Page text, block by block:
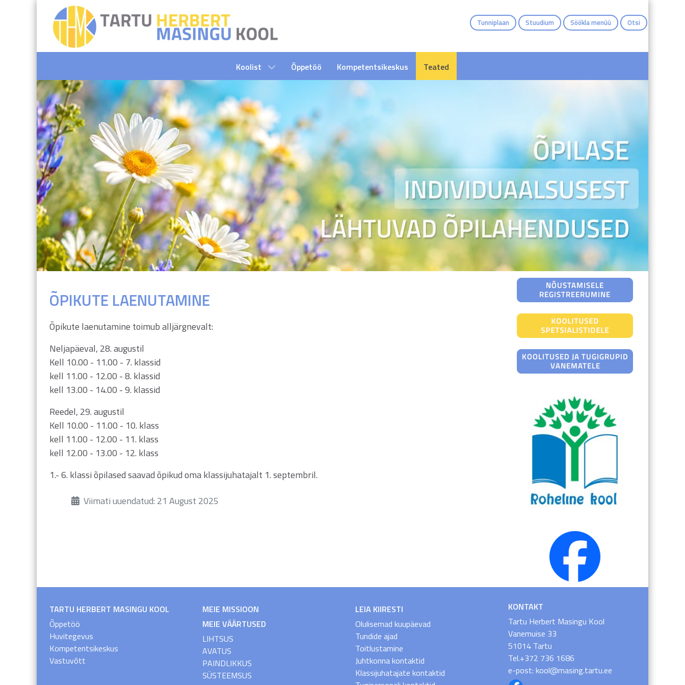
Otsi
Söökla menüü
Stuudium
Tunniplaan
Koolist Õppetöö Kompetentsikeskus Teated
ÕPIKUTE LAENUTAMINE
Õpikute laenutamine toimub alljärgnevalt:
Neljapäeval, 28. augustil
Kell 10.00 - 11.00 - 7. klassid
kell 11.00 - 12.00 - 8. klassid
kell 13.00 - 14.00 - 9. klassid
Reedel, 29. augustil
Kell 10.00 - 11.00 - 10. klass
kell 11.00 - 12.00 - 11. klass
kell 12.00 - 13.00 - 12. klass
1.- 6. klassi õpilased saavad õpikud oma klassijuhatajalt 1. septembril.
ÜksikasjadViimati uuendatud: 21 August 2025
TARTU HERBERT MASINGU KOOL
Õppetöö
Huvitegevus
Kompetentsikeskus
Vastuvõtt
MEIE MISSIOON
MEIE VÄÄRTUSED
LIHTSUS
AVATUS
PAINDLIKKUS
SÜSTEEMSUS
LEIA KIIRESTI
Olulisemad kuupäevad
Tundide ajad
Toitlustamine
Juhtkonna kontaktid
Klassijuhatajate kontaktid
KONTAKT
Tartu Herbert Masingu Kool
Vanemuise 33
51014 Tartu
Tel.+372 736 1686
e-post: kool@masing.tartu.ee